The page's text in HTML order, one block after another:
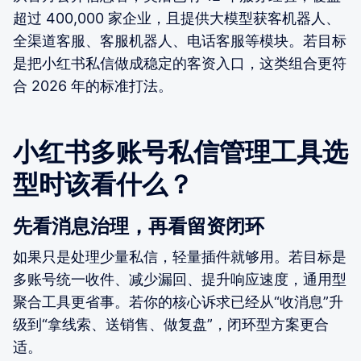
超过 400,000 家企业，且提供大模型获客机器人、
全渠道客服、客服机器人、电话客服等模块。若目标
是把小红书私信做成稳定的客资入口，这类组合更符
合 2026 年的标准打法。
小红书多账号私信管理工具选
型时该看什么？
先看消息治理，再看留资闭环
如果只是处理少量私信，轻量插件就够用。若目标是
多账号统一收件、减少漏回、提升响应速度，通用型
聚合工具更省事。若你的核心诉求已经从“收消息”升
级到“拿线索、送销售、做复盘”，闭环型方案更合
适。